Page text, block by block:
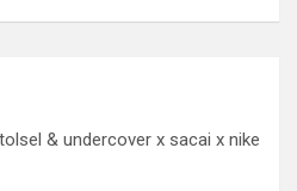
& undercover x sacai x nike